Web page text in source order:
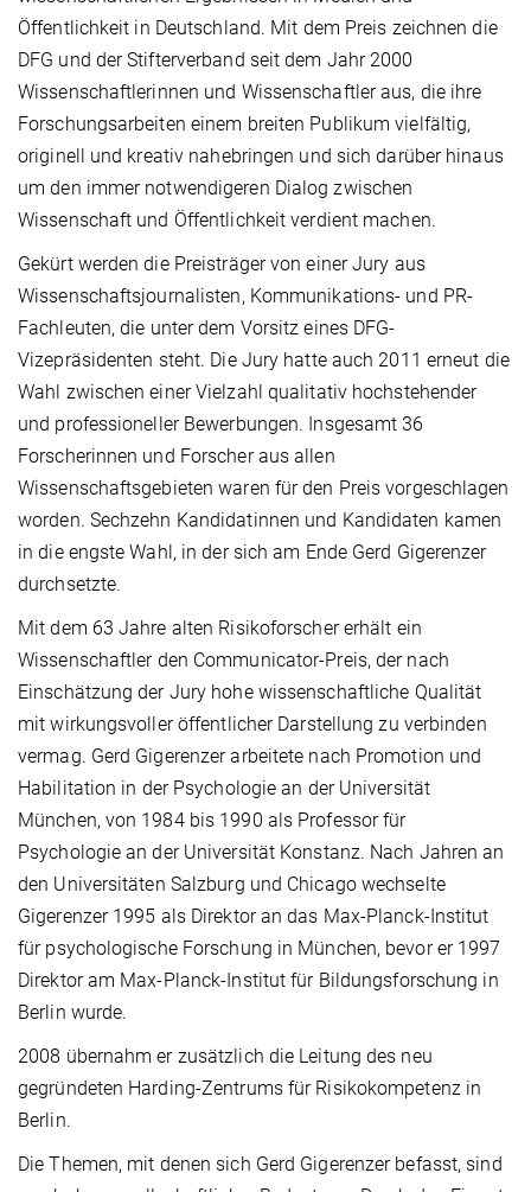
Öffentlichkeit in Deutschland. Mit dem Preis zeichnen die
DFG und der Stifterverband seit dem Jahr 2000
Wissenschaftlerinnen und Wissenschaftler aus, die ihre
Forschungsarbeiten einem breiten Publikum vielfältig,
originell und kreativ nahebringen und sich darüber hinaus
um den immer notwendigeren Dialog zwischen
Wissenschaft und Öffentlichkeit verdient machen.
Gekürt werden die Preisträger von einer Jury aus
Wissenschaftsjournalisten, Kommunikations- und PR-
Fachleuten, die unter dem Vorsitz eines DFG-
Vizepräsidenten steht. Die Jury hatte auch 2011 erneut die
Wahl zwischen einer Vielzahl qualitativ hochstehender
und professioneller Bewerbungen. Insgesamt 36
Forscherinnen und Forscher aus allen
Wissenschaftsgebieten waren für den Preis vorgeschlagen
worden. Sechzehn Kandidatinnen und Kandidaten kamen
in die engste Wahl, in der sich am Ende Gerd Gigerenzer
durchsetzte.
Mit dem 63 Jahre alten Risikoforscher erhält ein
Wissenschaftler den Communicator-Preis, der nach
Einschätzung der Jury hohe wissenschaftliche Qualität
mit wirkungsvoller öffentlicher Darstellung zu verbinden
vermag. Gerd Gigerenzer arbeitete nach Promotion und
Habilitation in der Psychologie an der Universität
München, von 1984 bis 1990 als Professor für
Psychologie an der Universität Konstanz. Nach Jahren an
den Universitäten Salzburg und Chicago wechselte
Gigerenzer 1995 als Direktor an das Max-Planck-Institut
für psychologische Forschung in München, bevor er 1997
Direktor am Max-Planck-Institut für Bildungsforschung in
Berlin wurde.
2008 übernahm er zusätzlich die Leitung des neu
gegründeten Harding-Zentrums für Risikokompetenz in
Berlin.
Die Themen, mit denen sich Gerd Gigerenzer befasst, sind